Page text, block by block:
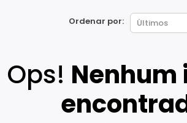
Ordenar por:
Ops! Nenhum